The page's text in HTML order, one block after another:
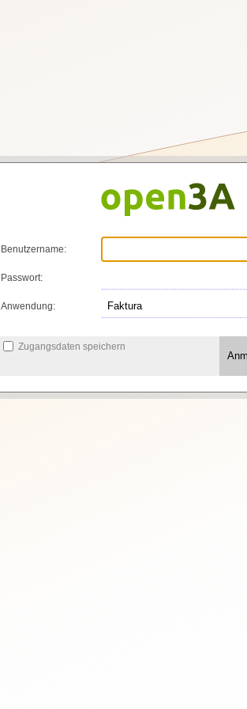
Benutzername:
Passwort:
Anwendung:
Zugangsdaten speichern